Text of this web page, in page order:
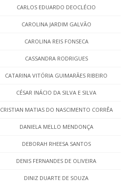
CARLOS EDUARDO DEOCLÉCIO
CAROLINA JARDIM GALVÃO
CAROLINA REIS FONSECA
CASSANDRA RODRIGUES
CATARINA VITÓRIA GUIMARÃES RIBEIRO
CÉSAR INÁCIO DA SILVA E SILVA
CRISTIAN MATIAS DO NASCIMENTO CORRÊA
DANIELA MELLO MENDONÇA
DEBORAH RHEESA SANTOS
DENIS FERNANDES DE OLIVEIRA
DINIZ DUARTE DE SOUZA